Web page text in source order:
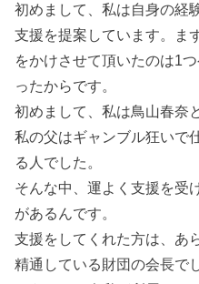
初めまして、私は自身の経
支援を提案しています。ま
をかけさせて頂いたのは1
ったからです。
初めまして、私は鳥山春奈
私の父はギャンブル狂いで
る人でした。
そんな中、運よく支援を受
があるんです。
支援をしてくれた方は、あ
精通している財団の会長で